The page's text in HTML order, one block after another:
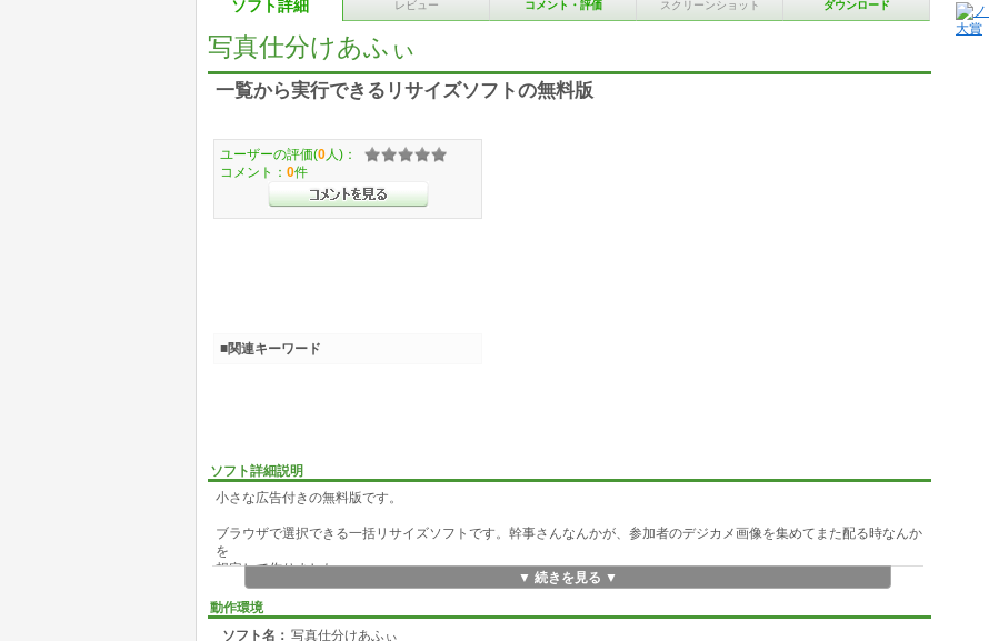
ソフト詳細 レビュー コメント・評価 スクリーンショット ダウンロード
写真仕分けあふぃ
一覧から実行できるリサイズソフトの無料版
ソフト詳細説明
小さな広告付きの無料版です。
ブラウザで選択できる一括リサイズソフトです。幹事さんなんかが、参加者のデジカメ画像を集めてまた配る時なんか
を
想定して作りました。
Exif情報(撮影情報)から撮影日時での絞り込み変換対象を選択できます。
ファイル名でも選択できます。カメラやメーカーでも絞り込めます。
コルクボードという選択画像の一時置き場があるので、時間だけでは絞り込めない写真選択も可能です。
▼ 続きを見る ▼
動作環境
ソフト名： 写真仕分けあふぃ
ユーザーの評価(0 人)：
コメント： 0件
■関連キーワード